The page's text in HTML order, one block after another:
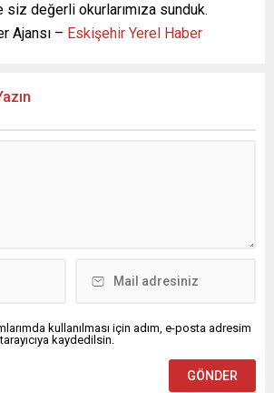
değerli okurlarımıza sunduk.
Ajansı – Eskişehir Yerel Haber
kullanılması için adım, e-posta adresim
kaydedilsin.